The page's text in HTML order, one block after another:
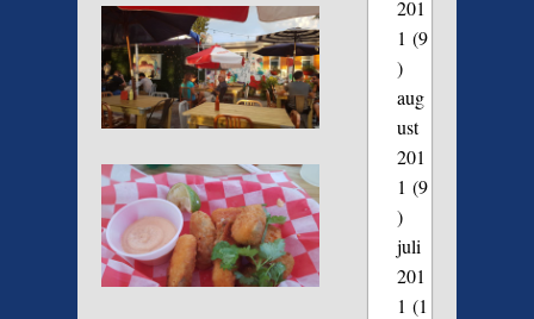
201
1 (9
)
aug
ust
201
1 (9
)
juli
201
1 (1